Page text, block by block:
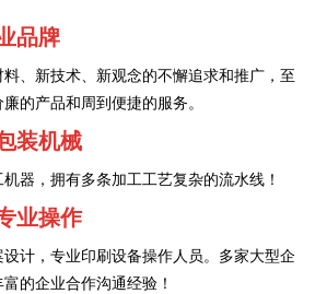
品牌
、新技术、新观念的不懈追求和推广，至
的产品和周到便捷的服务。
装机械
器，拥有多条加工工艺复杂的流水线！
业操作
计，专业印刷设备操作人员。多家大型企
的企业合作沟通经验！